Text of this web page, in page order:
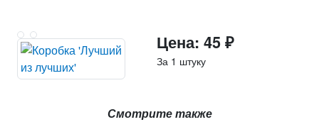
Цена: 45 ₽
За 1 штуку
Смотрите также